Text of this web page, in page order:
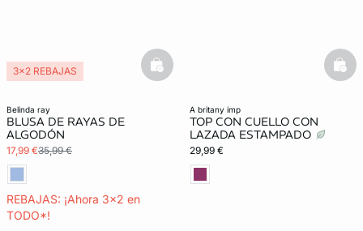
belinda ray
BLUSA DE RAYAS DE
ALGODÓN
17,99 €35,99 €
REBAJAS: ¡Ahora 3x2 en
TODO*!
3x2 REBAJAS basketfull
a britany imp
TOP CON CUELLO CON
LAZADA ESTAMPADO
29,99 €